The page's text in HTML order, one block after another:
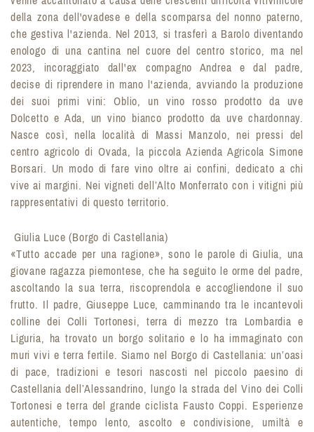
della zona dell'ovadese e della scomparsa del nonno paterno,
che gestiva l'azienda. Nel 2013, si trasferì a Barolo diventando
enologo di una cantina nel cuore del centro storico, ma nel
2023, incoraggiato dall'ex compagno Andrea e dal padre,
decise di riprendere in mano l'azienda, avviando la produzione
dei suoi primi vini: Oblio, un vino rosso prodotto da uve
Dolcetto e Ada, un vino bianco prodotto da uve chardonnay.
Nasce così, nella località di Massi Manzolo, nei pressi del
centro agricolo di Ovada, la piccola Azienda Agricola Simone
Borsari. Un modo di fare vino oltre ai confini, dedicato a chi
vive ai margini. Nei vigneti dell’Alto Monferrato con i vitigni più
rappresentativi di questo territorio.
Giulia Luce (Borgo di Castellania)
«Tutto accade per una ragione», sono le parole di Giulia, una
giovane ragazza piemontese, che ha seguito le orme del padre,
ascoltando la sua terra, riscoprendola e accogliendone il suo
frutto. Il padre, Giuseppe Luce, camminando tra le incantevoli
colline dei Colli Tortonesi, terra di mezzo tra Lombardia e
Liguria, ha trovato un borgo solitario e lo ha immaginato con
muri vivi e terra fertile. Siamo nel Borgo di Castellania: un’oasi
di pace, tradizioni e tesori nascosti nel piccolo paesino di
Castellania dell’Alessandrino, lungo la strada del Vino dei Colli
Tortonesi e terra del grande ciclista Fausto Coppi. Esperienze
autentiche, tempo lento, ascolto e condivisione, umiltà e